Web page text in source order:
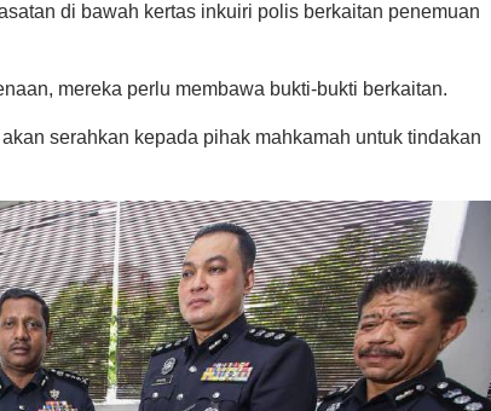
di bawah kertas inkuiri polis berkaitan penemuan
mereka perlu membawa bukti-bukti berkaitan.
serahkan kepada pihak mahkamah untuk tindakan